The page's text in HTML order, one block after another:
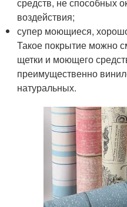
воздействия;
супер моющиеся,
Такое покрытие можно
щетки и моющего
преимущественно
натуральных.